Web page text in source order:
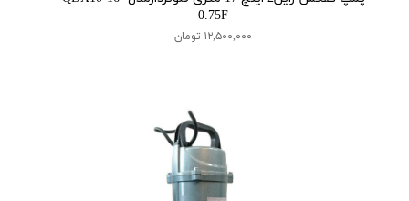
0.75F
۱۲,۵۰۰,۰۰۰ تومان